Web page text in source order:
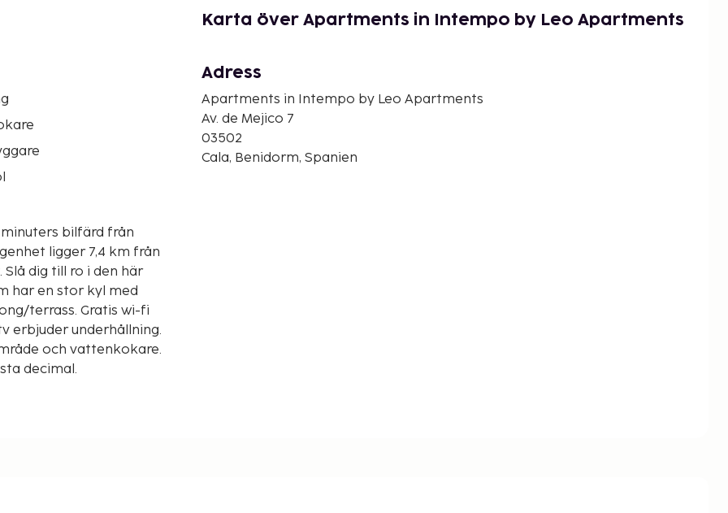
bilfärd från
Slå dig till ro i den här
har en stor kyl med
terrass. Gratis wi-fi
erbjuder underhållning.
och vattenkokare.
decimal.
Karta över Apartments in Intempo by Leo Apartments
Adress
Apartments in Intempo by Leo Apartments
Av. de Mejico 7
03502
Cala, Benidorm, Spanien